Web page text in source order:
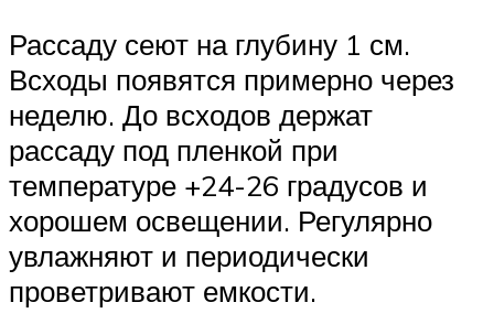
Рассаду сеют на глубину 1 см.
Всходы появятся примерно через
неделю. До всходов держат
рассаду под пленкой при
температуре +24-26 градусов и
хорошем освещении. Регулярно
увлажняют и периодически
проветривают емкости.